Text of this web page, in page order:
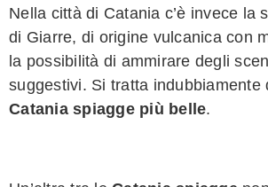
Nella città di Catania c’è invece la
di Giarre, di origine vulcanica con
la possibilità di ammirare degli
suggestivi. Si tratta indubbiamente
Catania spiagge più belle.